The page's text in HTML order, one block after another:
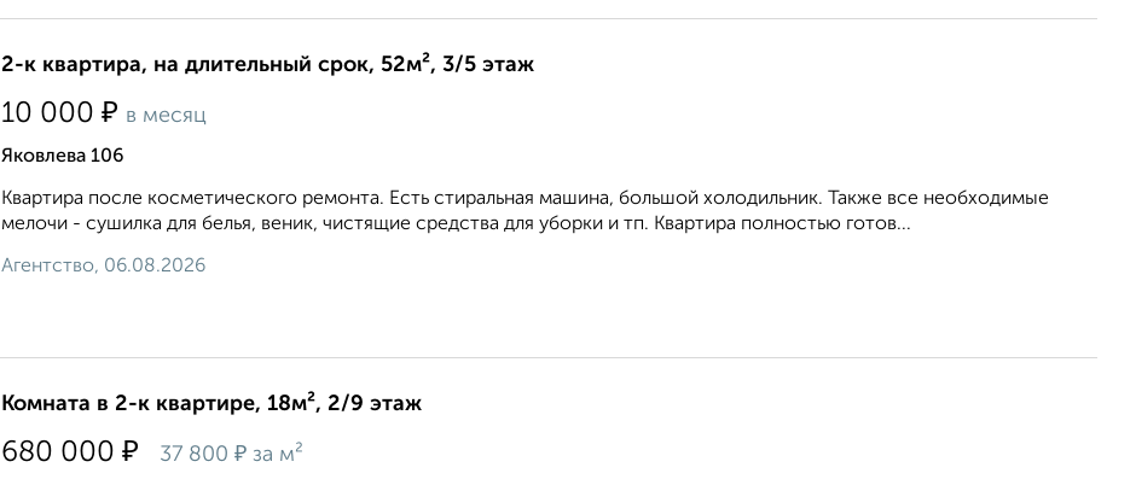
2-к квартира, на длительный срок, 52м², 3/5 этаж
10 000 ₽ в месяц
Яковлева 106
Квартира после косметического ремонта. Есть стиральная машина, большой холодильник. Также все необходимые
мелочи - сушилка для белья, веник, чистящие средства для уборки и тп. Квартира полностью готов...
Агентство, 06.08.2026
Комната в 2-к квартире, 18м², 2/9 этаж
680 000 ₽ 37 800 ₽ за м²